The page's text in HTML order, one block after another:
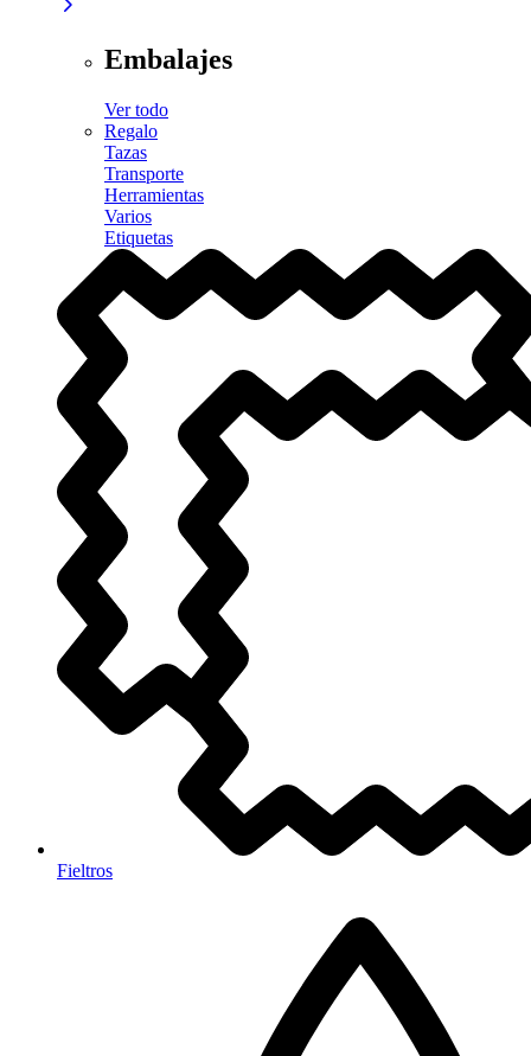
Embalajes
Ver todo
Regalo
Tazas
Transporte
Herramientas
Varios
Etiquetas
Fieltros